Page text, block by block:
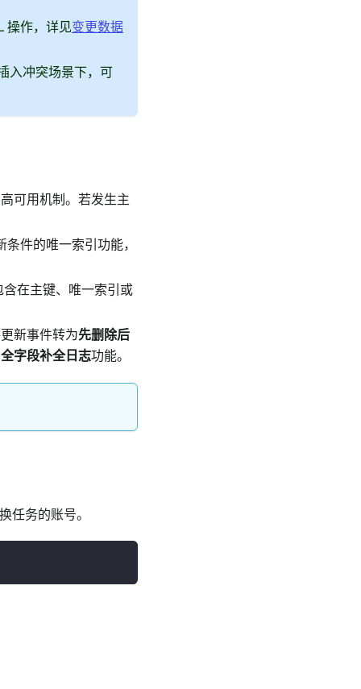
操作，详见变更数据
入冲突场景下，可
可用机制。若发生主
件的唯一索引功能，
在主键、唯一索引或
新事件转为先删除后
全字段补全日志功能。
任务的账号。